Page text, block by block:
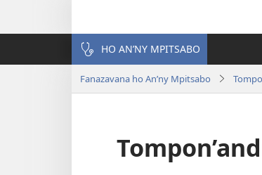
HO AN’NY MPITSABO
Fanazavana ho An’ny Mpitsabo